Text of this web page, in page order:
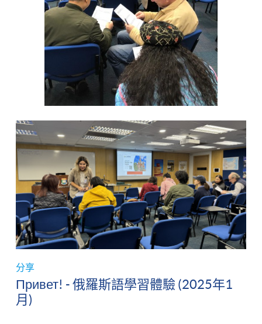
分享
Привет! - 俄羅斯語學習體驗 (2025年1
月)